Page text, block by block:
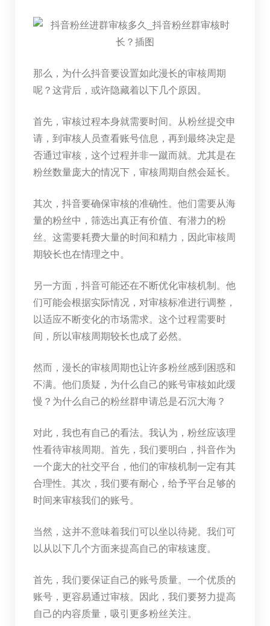
那么，为什么抖音要设置如此漫长的审核周期
呢？这背后，或许隐藏着以下几个原因。
首先，审核过程本身就需要时间。从粉丝提交申
请，到审核人员查看账号信息，再到最终决定是
否通过审核，这个过程并非一蹴而就。尤其是在
粉丝数量庞大的情况下，审核周期自然会延长。
其次，抖音要确保审核的准确性。他们需要从海
量的粉丝中，筛选出真正有价值、有潜力的粉
丝。这需要耗费大量的时间和精力，因此审核周
期较长也在情理之中。
另一方面，抖音可能还在不断优化审核机制。他
们可能会根据实际情况，对审核标准进行调整，
以适应不断变化的市场需求。这个过程需要时
间，所以审核周期较长也成了必然。
然而，漫长的审核周期也让许多粉丝感到困惑和
不满。他们质疑，为什么自己的账号审核如此缓
慢？为什么自己的粉丝群申请总是石沉大海？
对此，我也有自己的看法。我认为，粉丝应该理
性看待审核周期。首先，我们要明白，抖音作为
一个庞大的社交平台，他们的审核机制一定有其
合理性。其次，我们要有耐心，给予平台足够的
时间来审核我们的账号。
当然，这并不意味着我们可以坐以待毙。我们可
以从以下几个方面来提高自己的审核速度。
首先，我们要保证自己的账号质量。一个优质的
账号，更容易通过审核。因此，我们要努力提高
自己的内容质量，吸引更多粉丝关注。